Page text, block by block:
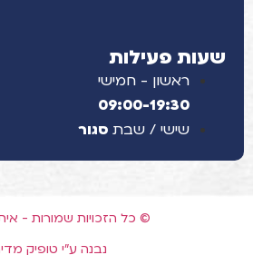
שעות פעילות
ראשון - חמישי
09:00-19:30
שישי / שבת סגור
© כל הזכויות שמורות -
נבנה ע"י טופיק